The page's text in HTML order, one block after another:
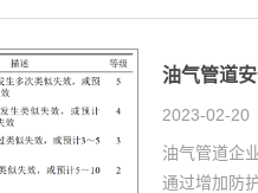
油气管道
2023-02-20
油气管道企
通过增加防